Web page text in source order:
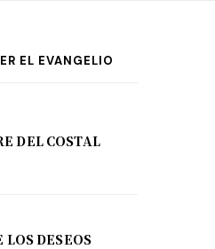
EL EVANGELIO
DEL COSTAL
LOS DESEOS